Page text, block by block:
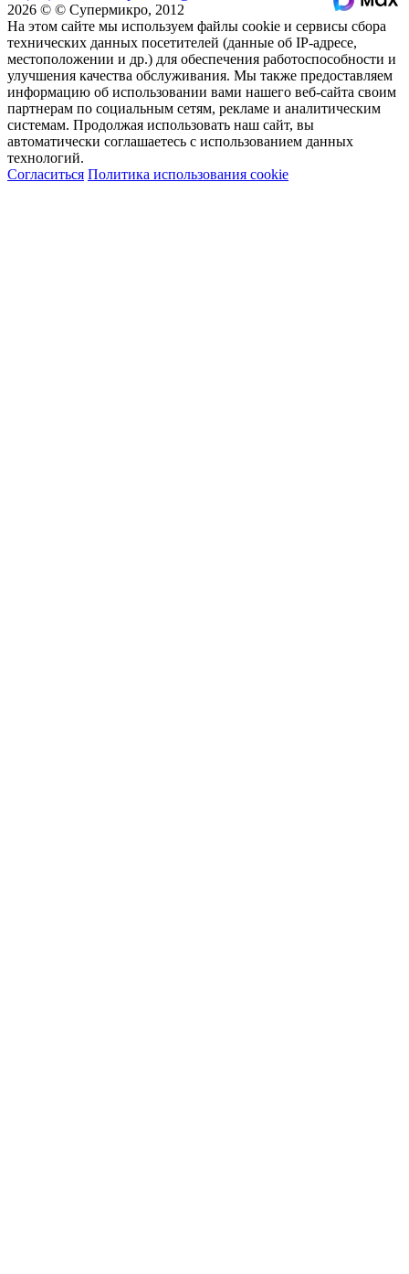
2026 © © Супермикро, 2012
На этом сайте мы используем файлы cookie и сервисы сбора
технических данных посетителей (данные об IP-адресе,
местоположении и др.) для обеспечения работоспособности и
улучшения качества обслуживания. Мы также предоставляем
информацию об использовании вами нашего веб-сайта своим
партнерам по социальным сетям, рекламе и аналитическим
системам. Продолжая использовать наш сайт, вы
автоматически соглашаетесь с использованием данных
технологий.
Согласиться Политика использования cookie